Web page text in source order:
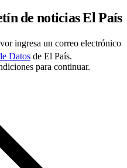
de noticias El País
ingresa un correo electrónico
Datos de El País.
para continuar.